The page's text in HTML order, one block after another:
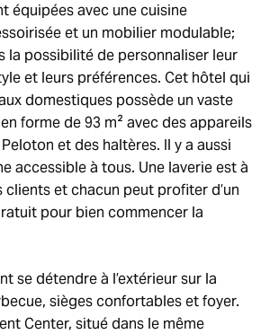
équipées avec une cuisine
et un mobilier modulable;
la possibilité de personnaliser leur
et leurs préférences. Cet hôtel qui
domestiques possède un vaste
forme de 93 m² avec des appareils
et des haltères. Il y a aussi
accessible à tous. Une laverie est à
et chacun peut profiter d’un
pour bien commencer la
se détendre à l’extérieur sur la
sièges confortables et foyer.
Center, situé dans le même